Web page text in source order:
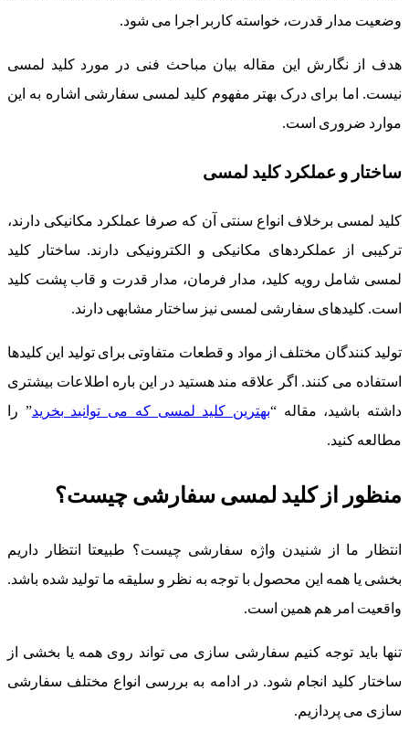
وضعیت مدار قدرت، خواسته کاربر اجرا می شود.
هدف از نگارش این مقاله بیان مباحث فنی در مورد کلید لمسی
نیست. اما برای درک بهتر مفهوم کلید لمسی سفارشی اشاره به این
موارد ضروری است.
ساختار و عملکرد کلید لمسی
کلید لمسی برخلاف انواع سنتی آن که صرفا عملکرد مکانیکی دارند،
ترکیبی از عملکردهای مکانیکی و الکترونیکی دارند. ساختار کلید
لمسی شامل رویه کلید، مدار فرمان، مدار قدرت و قاب پشت کلید
است. کلیدهای سفارشی لمسی نیز ساختار مشابهی دارند.
تولید کنندگان مختلف از مواد و قطعات متفاوتی برای تولید این کلیدها
استفاده می کنند. اگر علاقه مند هستید در این باره اطلاعات بیشتری
داشته باشید، مقاله “بهترین کلید لمسی که می توانید بخرید” را
مطالعه کنید.
منظور از کلید لمسی سفارشی چیست؟
انتظار ما از شنیدن واژه سفارشی چیست؟ طبیعتا انتظار داریم
بخشی یا همه این محصول با توجه به نظر و سلیقه ما تولید شده باشد.
واقعیت امر هم همین است.
تنها باید توجه کنیم سفارشی سازی می تواند روی همه یا بخشی از
ساختار کلید انجام شود. در ادامه به بررسی انواع مختلف سفارشی
سازی می پردازیم.